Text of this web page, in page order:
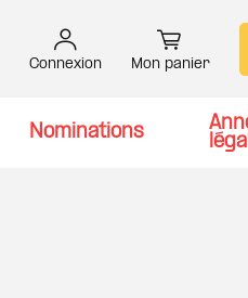
Connexion Mon panier
Nominations